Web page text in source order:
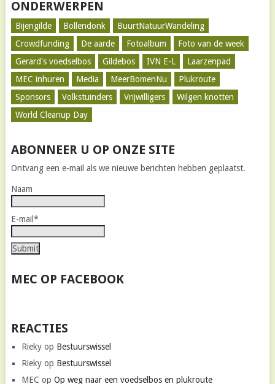
ONDERWERPEN
Bijengilde Bollendonk
BuurtNatuurWandeling
Crowdfunding
De aarde Fotoalbum
Foto van de week
Gerard's voedselbos
Gildebos IVN E-L
Laarzenpad
MEC inhuren
Media MeerBomenNu
Plukroute
Sponsors
Volkstuinders Vrijwilligers
Wilgen knotten
World Cleanup Day
ABONNEER U OP ONZE SITE
Ontvang een e-mail als we nieuwe berichten hebben geplaatst.
Naam
E-mail*
MEC OP FACEBOOK
REACTIES
Riekyop Bestuurswissel
Riekyop Bestuurswissel
MEC op Op weg naar een voedselbos en plukroute